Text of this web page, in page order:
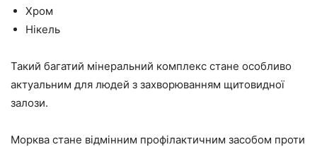
Хром
Нікель
Такий багатий мінеральний комплекс стане особливо
актуальним для людей з захворюванням щитовидної
залози.
Морква стане відмінним профілактичним засобом проти